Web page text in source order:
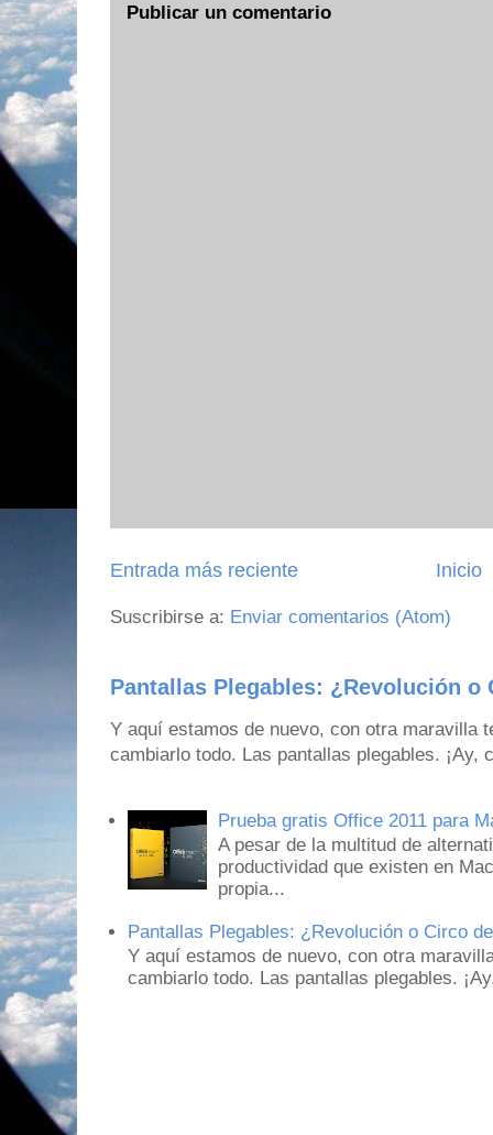
Publicar un comentario
Entrada más reciente Inicio
Suscribirse a: Enviar comentarios (Atom)
Pantallas Plegables: ¿Revolución o
Y aquí estamos de nuevo, con otra maravilla
cambiarlo todo. Las pantallas plegables. ¡Ay,
Prueba gratis Office 2011 para
A pesar de la multitud de
productividad que existen en
propia...
Pantallas Plegables: ¿Revolución o Circo
Y aquí estamos de nuevo, con otra
cambiarlo todo. Las pantallas plegables.